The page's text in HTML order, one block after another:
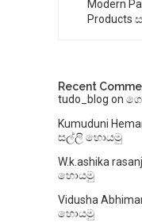
Modern
Products
Recent
tudo_blog on
Kumuduni
සල්ලි හොයමු
W.k.ashika
හොයමු
Vidusha
හොයමු